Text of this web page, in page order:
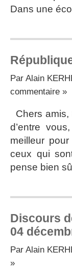
Dans une
Par Alain
commentaire »
Chers amis,
d’entre
meilleur
ceux qui
pense bien
Discours
04
Par Alain
»